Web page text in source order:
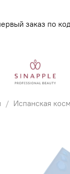
заказ по
Испанская